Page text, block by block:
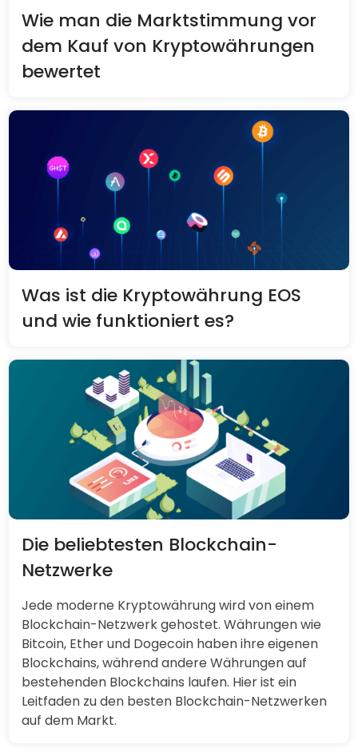
Wie man die Marktstimmung vor
dem Kauf von Kryptowährungen
bewertet
Was ist die Kryptowährung EOS
und wie funktioniert es?
Die beliebtesten Blockchain-
Netzwerke
Jede moderne Kryptowährung wird von einem
Blockchain-Netzwerk gehostet. Währungen wie
Bitcoin, Ether und Dogecoin haben ihre eigenen
Blockchains, während andere Währungen auf
bestehenden Blockchains laufen. Hier ist ein
Leitfaden zu den besten Blockchain-Netzwerken
auf dem Markt.